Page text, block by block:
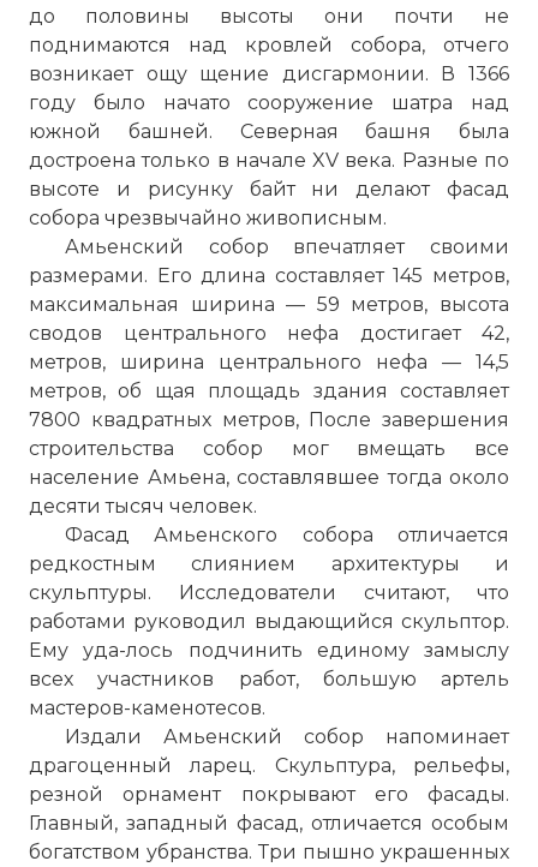
до половины высоты они почти не
поднимаются над кровлей собора, отчего
возникает ощу щение дисгармонии. В 1366
году было начато сооружение шатра над
южной башней. Северная башня была
достроена только в начале XV века. Разные по
высоте и рисунку байт ни делают фасад
собора чрезвычайно живописным.
Амьенский собор впечатляет своими
размерами. Его длина составляет 145 метров,
максимальная ширина — 59 метров, высота
сводов центрального нефа достигает 42,
метров, ширина центрального нефа — 14,5
метров, об щая площадь здания составляет
7800 квадратных метров, После завершения
строительства собор мог вмещать все
население Амьена, составлявшее тогда около
десяти тысяч человек.
Фасад Амьенского собора отличается
редкостным слиянием архитектуры и
скульптуры. Исследователи считают, что
работами руководил выдающийся скульптор.
Ему уда-лось подчинить единому замыслу
всех участников работ, большую артель
мастеров-каменотесов.
Издали Амьенский собор напоминает
драгоценный ларец. Скульптура, рельефы,
резной орнамент покрывают его фасады.
Главный, западный фасад, отличается особым
богатством убранства. Три пышно украшенных